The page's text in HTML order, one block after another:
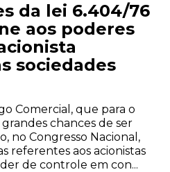
da lei 6.404/76
aos poderes
sociedades
Comercial, que para o
chances de ser
no Congresso Nacional,
referentes aos acionistas
de controle em con...